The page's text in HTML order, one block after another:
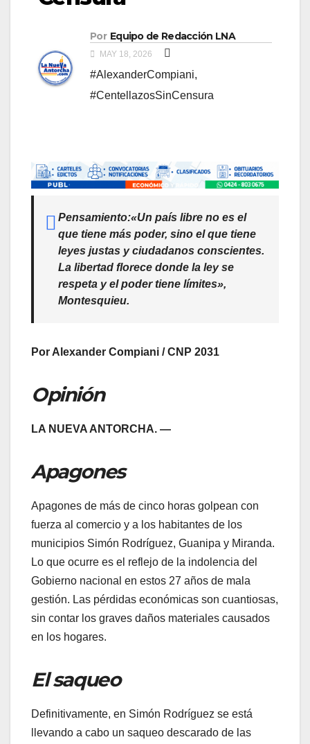
Por Equipo de Redacción LNA
MAY 18, 2026
#AlexanderCompiani,
#CentellazosSinCensura
Pensamiento:«Un país libre no es el
que tiene más poder, sino el que tiene
leyes justas y ciudadanos conscientes.
La libertad florece donde la ley se
respeta y el poder tiene límites»,
Montesquieu.
Por Alexander Compiani / CNP 2031
Opinión
LA NUEVA ANTORCHA. —
Apagones
​Apagones de más de cinco horas golpean con
fuerza al comercio y a los habitantes de los
municipios Simón Rodríguez, Guanipa y Miranda.
Lo que ocurre es el reflejo de la indolencia del
Gobierno nacional en estos 27 años de mala
gestión. Las pérdidas económicas son cuantiosas,
sin contar los graves daños materiales causados
en los hogares.
El saqueo
​Definitivamente, en Simón Rodríguez se está
llevando a cabo un saqueo descarado de las